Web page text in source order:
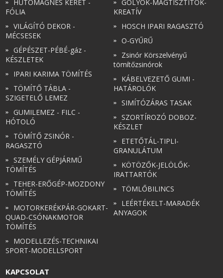
HŰTŐMÁGNES KERET -
FÓLIA
VILÁGÍTÓ DEKOR -
MÉCSESEK
GÉPÉSZET-PÉBÉ-gáz -
KÉSZLETEK
IPARI KARIMA TÖMÍTÉS
TÖMÍTŐ TÁBLA -
SZIGETELŐ LEMEZ
GUMILEMEZ - FILC -
HÓTOLÓ
TÖMÍTŐ ZSINÓR -
RAGASZTÓ
SZEMÉLY GÉPJÁRMŰ
TÖMÍTÉS
TEHER-ERŐGÉP-MOZDONY
TÖMÍTÉS
MOTORKERÉKPÁR-GOKART-
QUAD-CSÓNAKMOTOR
TÖMÍTÉS
MODELLEZÉS-TECHNIKAI
SPORT-MODELLSPORT
GOLYÓK-MAGTISZTÍTÓK-
KREATÍV
HOSCH IPARI RAGASZTÓ
O-GYŰRŰ
Zsinór Körszelvényű
tömítőzsinórok
KÁBELVEZETŐ GUMI -
HATÁROLÓK
SIMÍTÓZÁRAS TASAK
SZORTÍROZÓ DOBOZ-
KÉSZLET
ETETŐTÁL-TIPLI-
GRANULÁTUM
KÖTÖZŐK-JELÖLŐK-
IRATTARTÓK
TÖMLŐBILINCS
LEÉRTÉKELT-MARADÉK
ANYAGOK
KAPCSOLAT